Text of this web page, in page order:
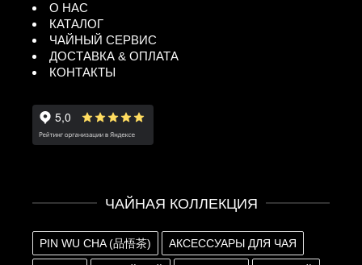
О НАС
КАТАЛОГ
ЧАЙНЫЙ СЕРВИС
ДОСТАВКА & ОПЛАТА
КОНТАКТЫ
ЧАЙНАЯ КОЛЛЕКЦИЯ
PIN WU CHA (品悟茶) АКСЕССУАРЫ ДЛЯ ЧАЯ